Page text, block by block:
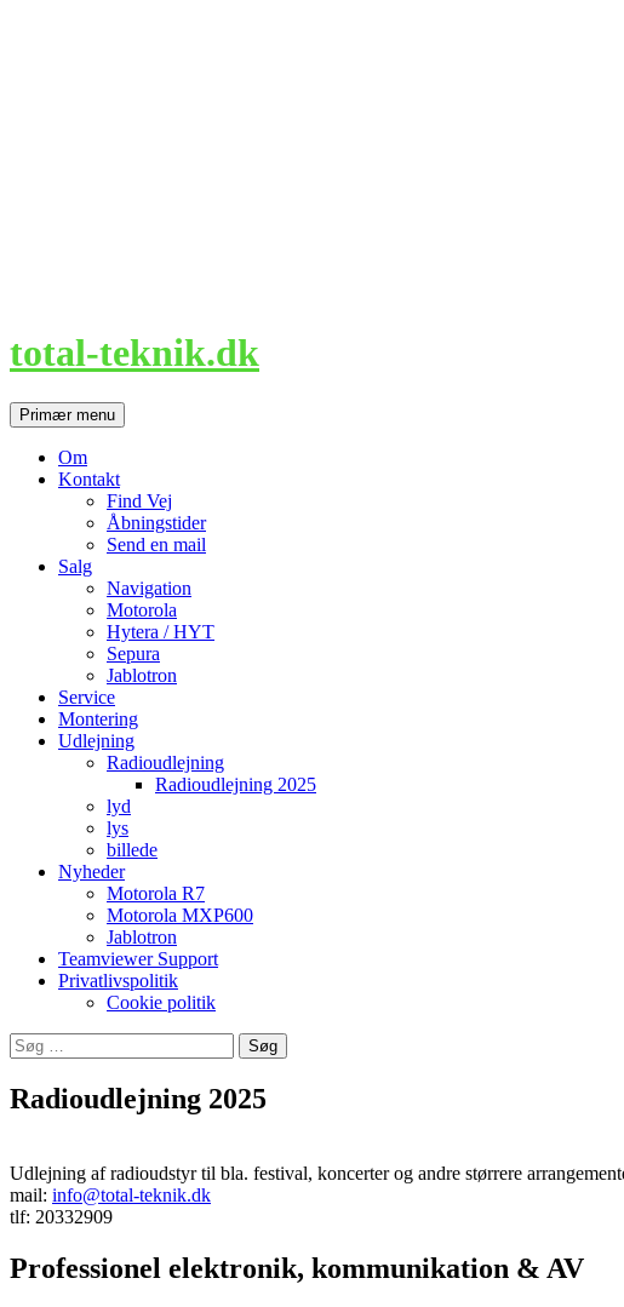
total-teknik.dk
SøgPrimær menu
Om
Kontakt
Find Vej
Åbningstider
Send en mail
Salg
Navigation
Motorola
Hytera / HYT
Sepura
Jablotron
Service
Montering
Udlejning
Radioudlejning
Radioudlejning 2025
lyd
lys
billede
Nyheder
Motorola R7
Motorola MXP600
Jablotron
Teamviewer Support
Privatlivspolitik
Cookie politik
Søg
efter:
Radioudlejning 2025
Udlejning af radioudstyr til bla. festival, koncerter og andre størrere
mail: info@total-teknik.dk
tlf: 20332909
Professionel elektronik, kommunikation & AV